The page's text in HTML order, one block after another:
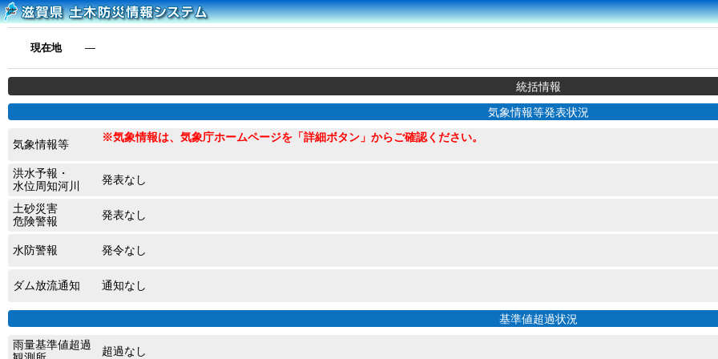
現在地 ―
統括情報
気象情報等発表状況
気象情報等
※気象情報は、気象庁ホームページを「詳細ボタン」からご確認ください。
洪水予報・
水位周知河川
発表なし
土砂災害
危険警報
発表なし
水防警報 発令なし
ダム放流通知 通知なし
基準値超過状況
雨量基準値超過
超過なし